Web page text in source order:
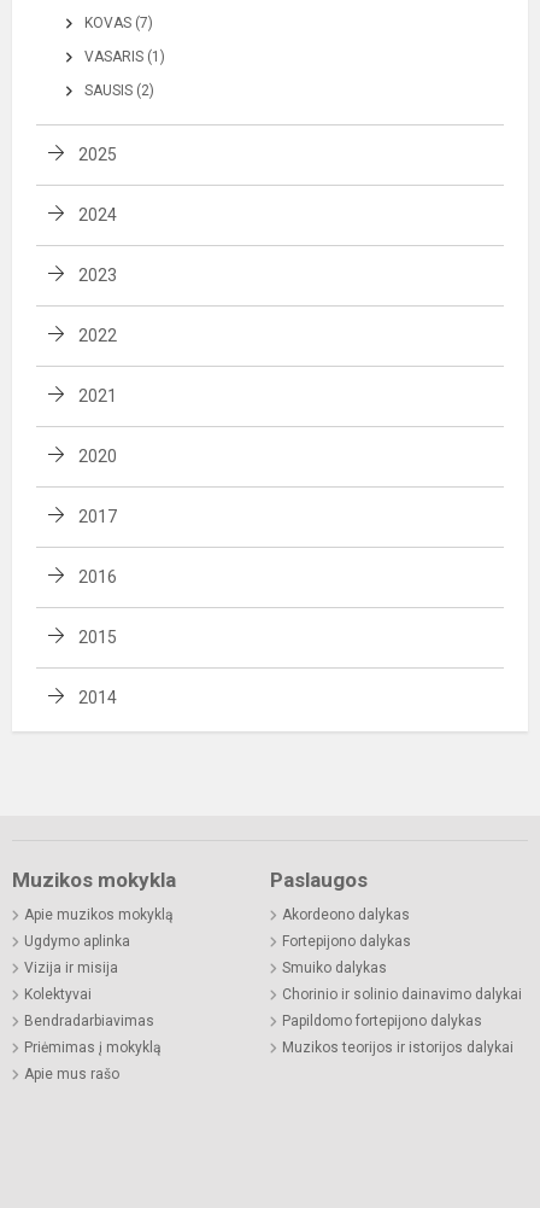
KOVAS (7)
VASARIS (1)
SAUSIS (2)
2025
2024
2023
2022
2021
2020
2017
2016
2015
2014
Muzikos mokykla
Apie muzikos mokyklą
Ugdymo aplinka
Vizija ir misija
Kolektyvai
Bendradarbiavimas
Priėmimas į mokyklą
Apie mus rašo
Paslaugos
Akordeono dalykas
Fortepijono dalykas
Smuiko dalykas
Chorinio ir solinio dainavimo dalykai
Papildomo fortepijono dalykas
Muzikos teorijos ir istorijos dalykai